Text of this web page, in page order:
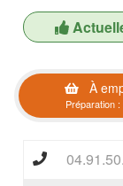
À
Préparation